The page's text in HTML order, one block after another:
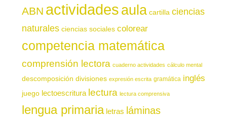
ABN actividadesaula cartilla ciencias
naturales ciencias sociales colorear
competencia matemática
comprensión lectora cuaderno actividades cálculo mental
descomposición divisiones expresión escrita gramática inglés
juego lectoescritura lectura lectura comprensiva
lengua primaria letras láminas